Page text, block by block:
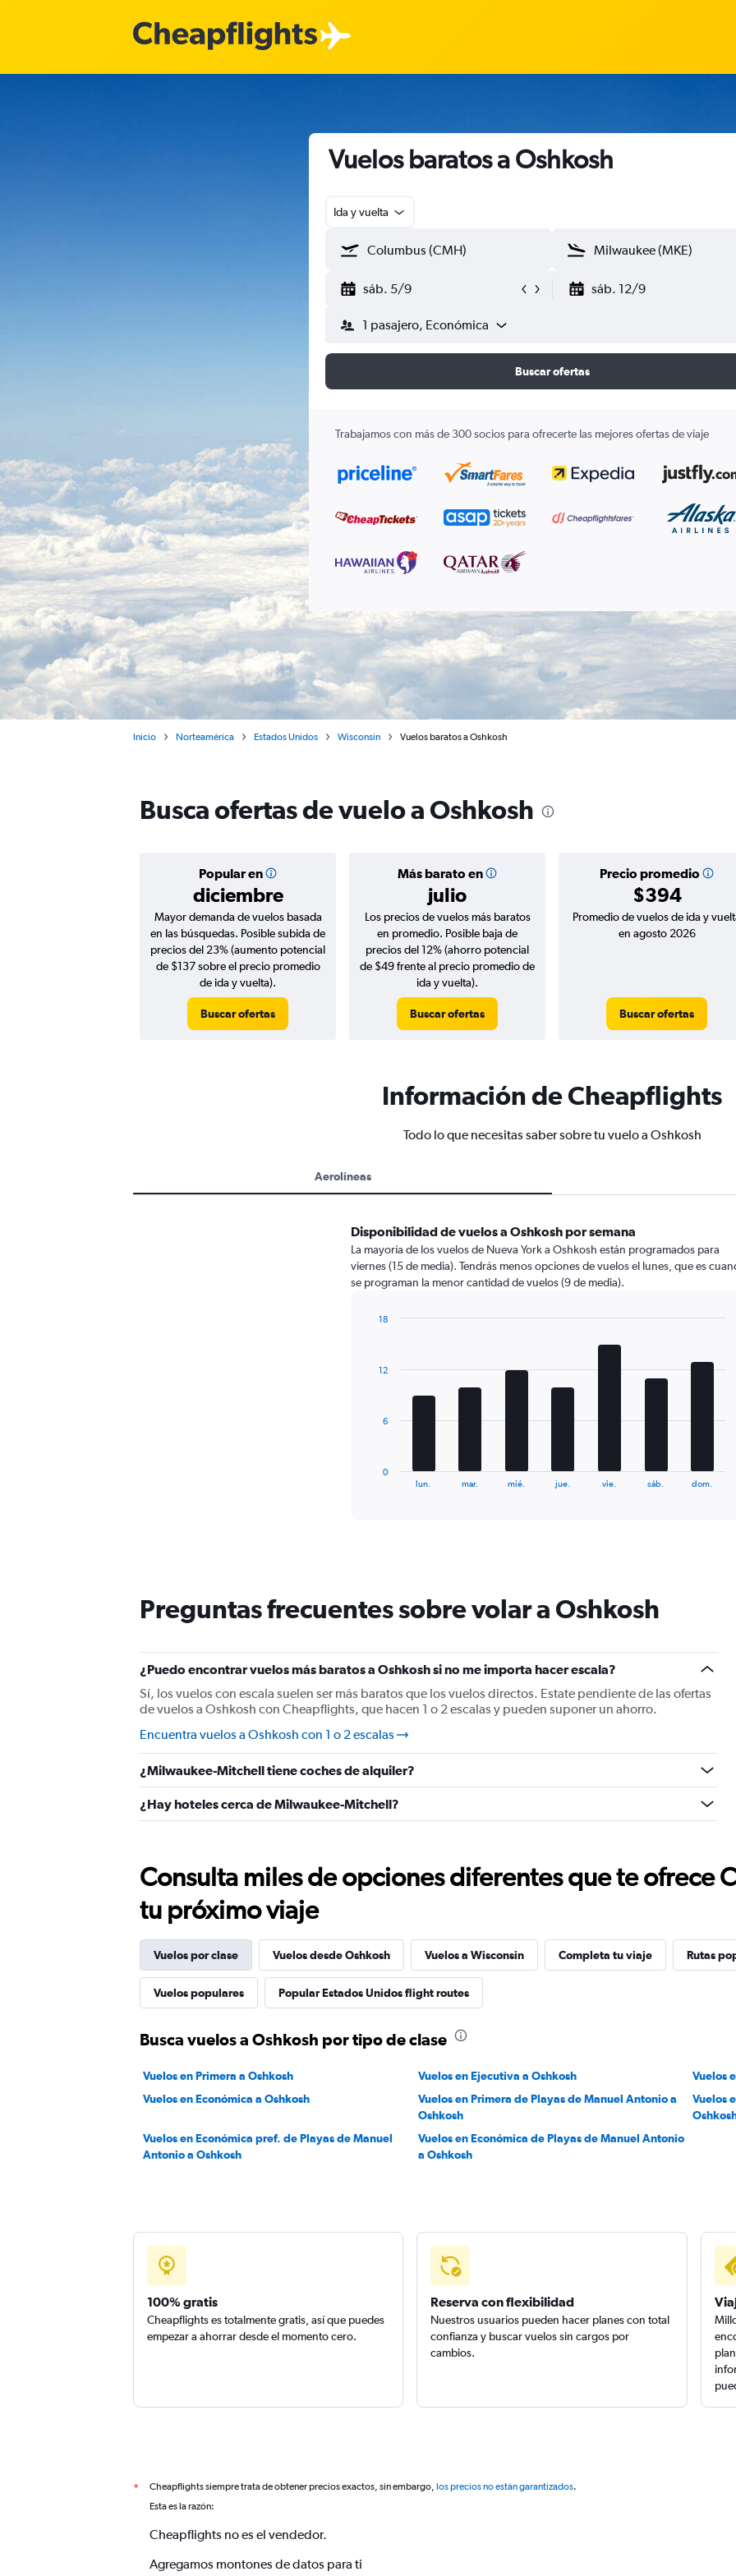
Vuelos baratos a Oshkosh
Ida y vuelta
sáb. 5/9 sáb. 12/9
1 pasajero, Económica
Buscar ofertas
Trabajamos con más de 300 socios para ofrecerte las mejores ofertas de viaje
Inicio Norteamérica Estados Unidos Wisconsin Vuelos baratos a Oshkosh
Busca ofertas de vuelo a Oshkosh
Popular en
diciembre
Más barato en
julio
Precio promedio
$394
Mayor demanda de vuelos basada
en las búsquedas. Posible subida de
precios del 23% (aumento potencial
de $137 sobre el precio promedio
de ida y vuelta).
Buscar ofertas
Los precios de vuelos más baratos
en promedio. Posible baja de
precios del 12% (ahorro potencial
de $49 frente al precio promedio de
ida y vuelta).
Buscar ofertas
Promedio de vuelos de ida y
en agosto 2026
Buscar ofertas
Información de Cheapflights
Todo lo que necesitas saber sobre tu vuelo a Oshkosh
Aerolíneas
Disponibilidad de vuelos a Oshkosh por semana
La mayoría de los vuelos de Nueva York a Oshkosh están programados para
viernes (15 de media). Tendrás menos opciones de vuelos el lunes, que es
se programan la menor cantidad de vuelos (9 de media).
The
chart
has
Y
axis
values.
Range:
0
18.
lun. mar. mié. jue. vie. sáb. dom.
0
6
12
18
Preguntas frecuentes sobre volar a Oshkosh
¿Puedo encontrar vuelos más baratos a Oshkosh si no me importa hacer escala?
Sí, los vuelos con escala suelen ser más baratos que los vuelos directos. Estate pendiente de las ofertas
de vuelos a Oshkosh con Cheapflights, que hacen 1 o 2 escalas y pueden suponer un ahorro.
Encuentra vuelos a Oshkosh con 1 o 2 escalas
¿Milwaukee-Mitchell tiene coches de alquiler?
¿Hay hoteles cerca de Milwaukee-Mitchell?
Consulta miles de opciones diferentes que te ofrece
tu próximo viaje
Vuelos por clase Vuelos desde Oshkosh Vuelos a Wisconsin Completa tu viaje Rutas
Vuelos populares Popular Estados Unidos flight routes
Busca vuelos a Oshkosh por tipo de clase
Vuelos en Primera a Oshkosh Vuelos en Ejecutiva a Oshkosh
Vuelos
Vuelos en Económica a Oshkosh
Vuelos en Primera de Playas de Manuel Antonio a
Oshkosh
Vuelos
Vuelos en Económica pref. de Playas de Manuel
Antonio a Oshkosh
Vuelos en Económica de Playas de Manuel Antonio
a Oshkosh
100% gratis
Cheapflights es totalmente gratis, así que puedes
empezar a ahorrar desde el momento cero.
Reserva con flexibilidad
Nuestros usuarios pueden hacer planes con total
confianza y buscar vuelos sin cargos por
cambios.
* Cheapflights siempre trata de obtener precios exactos, sin embargo, los precios no están garantizados.
Esta es la razón:
Cheapflights no es el vendedor.
Agregamos montones de datos para ti